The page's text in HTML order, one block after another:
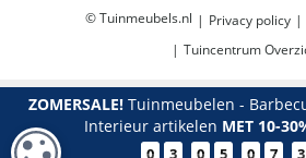
ZOMERSALE!Tuinmeubelen -
Interieur artikelen MET 10-
0 3 0 5 0 7 3
© Tuinmeubels.nl Privacy policy
Tuincentrum
COOKIE-INSTELLINGEN